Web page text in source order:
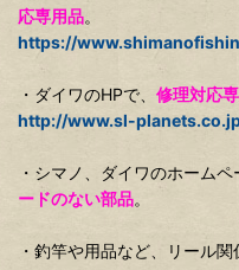
応専用品。
https://
・ダイワのHPで、 修理対応
http://www.sl-
・シマノ、ダイワのホームペ
ードのない部品。
・釣竿や用品など、リール関